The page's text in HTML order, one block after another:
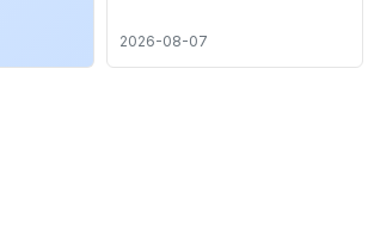
2026-08-07